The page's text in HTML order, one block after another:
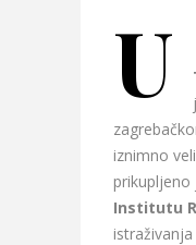
U
iznimno
prikupljeno
Institutu